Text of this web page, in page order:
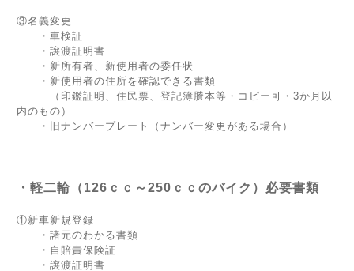
③名義変更
・車検証
・譲渡証明書
・新所有者、新使用者の委任状
・新使用者の住所を確認できる書類
（印鑑証明、住民票、登記簿謄本等・コピー可・3か月以
内のもの）
・旧ナンバープレート（ナンバー変更がある場合）
・軽二輪（126ｃｃ～250ｃｃのバイク）必要書類
①新車新規登録
・諸元のわかる書類
・自賠責保険証
・譲渡証明書